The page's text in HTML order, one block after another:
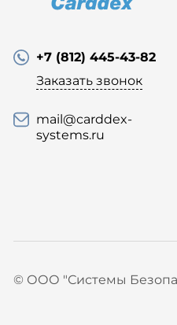
+7 (812) 445-43-82
Заказать звонок
mail@carddex-
systems.ru
© ООО "Системы